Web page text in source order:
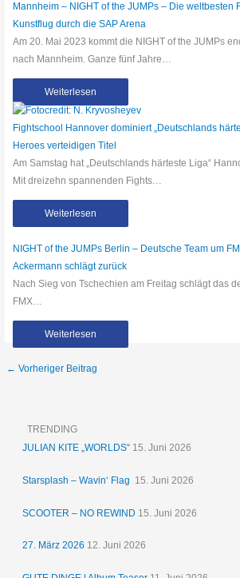
Mannheim – NIGHT of the JUMPs – Die weltbesten
Kunstflug durch die SAP Arena
Am 20. Mai 2023 kommt die NIGHT of the JUMPs
nach Mannheim. Ganze fünf Jahre…
Weiterlesen
Fightschool Hannover dominiert „Deutschlands
Heroes verteidigen Titel
Am Samstag hat „Deutschlands härteste Liga“
Mit dreizehn spannenden Fights…
Weiterlesen
NIGHT of the JUMPs Berlin – Deutsche Team um
Ackermann schlägt zurück
Nach Sieg von Tschechien am Freitag schlägt das
FMX…
Weiterlesen
← Vorheriger Beitrag
TRENDING
JULIAN KITE „WORLDS“ 15. Juni 2026
Starsplash – Wavin‘ Flag 15. Juni 2026
SCOOTER – NO REWIND 15. Juni 2026
27. März 2026 12. Juni 2026